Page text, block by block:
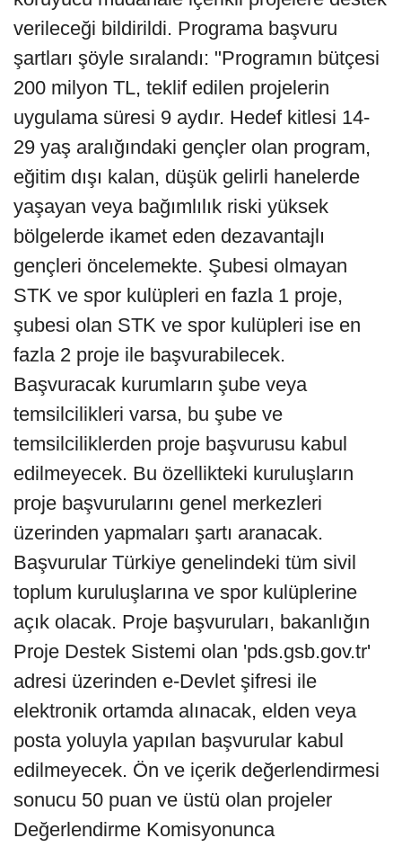
verileceği bildirildi. Programa başvuru
şartları şöyle sıralandı: "Programın bütçesi
200 milyon TL, teklif edilen projelerin
uygulama süresi 9 aydır. Hedef kitlesi 14-
29 yaş aralığındaki gençler olan program,
eğitim dışı kalan, düşük gelirli hanelerde
yaşayan veya bağımlılık riski yüksek
bölgelerde ikamet eden dezavantajlı
gençleri öncelemekte. Şubesi olmayan
STK ve spor kulüpleri en fazla 1 proje,
şubesi olan STK ve spor kulüpleri ise en
fazla 2 proje ile başvurabilecek.
Başvuracak kurumların şube veya
temsilcilikleri varsa, bu şube ve
temsilciliklerden proje başvurusu kabul
edilmeyecek. Bu özellikteki kuruluşların
proje başvurularını genel merkezleri
üzerinden yapmaları şartı aranacak.
Başvurular Türkiye genelindeki tüm sivil
toplum kuruluşlarına ve spor kulüplerine
açık olacak. Proje başvuruları, bakanlığın
Proje Destek Sistemi olan 'pds.gsb.gov.tr'
adresi üzerinden e-Devlet şifresi ile
elektronik ortamda alınacak, elden veya
posta yoluyla yapılan başvurular kabul
edilmeyecek. Ön ve içerik değerlendirmesi
sonucu 50 puan ve üstü olan projeler
Değerlendirme Komisyonunca